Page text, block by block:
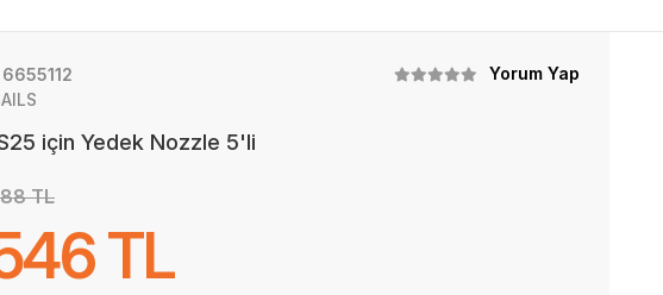
6655112
Yorum Yap
için Yedek Nozzle 5'li
TL
TL